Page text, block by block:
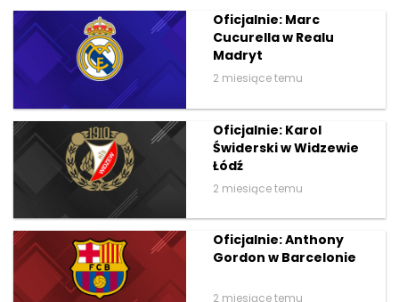
Oficjalnie: Marc
Cucurella w Realu
Madryt
2 miesiące temu
Oficjalnie: Karol
Świderski w Widzewie
Łódź
2 miesiące temu
Oficjalnie: Anthony
Gordon w Barcelonie
2 miesiące temu